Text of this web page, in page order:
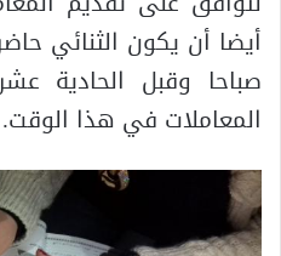
أيضا أن يكون الثنائي
صباحا وقبل الحادية
المعاملات في هذا الوقت.